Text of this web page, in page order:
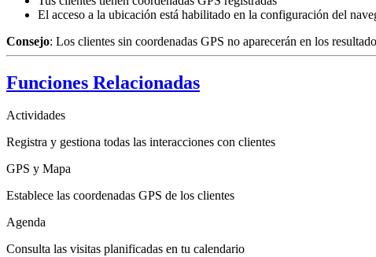
El acceso a la ubicación está habilitado en la configuración del
Consejo: Los clientes sin coordenadas GPS no aparecerán en los
Funciones Relacionadas
Actividades
Registra y gestiona todas las interacciones con clientes
GPS y Mapa
Establece las coordenadas GPS de los clientes
Agenda
Consulta las visitas planificadas en tu calendario